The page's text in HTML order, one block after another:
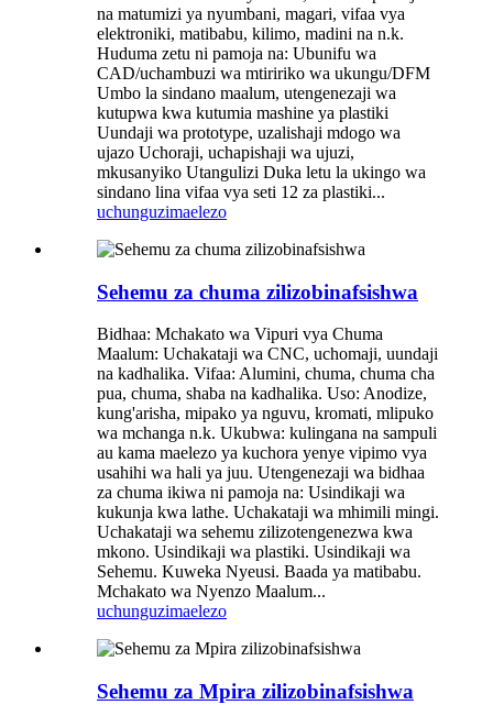
na matumizi ya nyumbani, magari, vifaa vya
elektroniki, matibabu, kilimo, madini na n.k.
Huduma zetu ni pamoja na: Ubunifu wa
CAD/uchambuzi wa mtiririko wa ukungu/DFM
Umbo la sindano maalum, utengenezaji wa
kutupwa kwa kutumia mashine ya plastiki
Uundaji wa prototype, uzalishaji mdogo wa
ujazo Uchoraji, uchapishaji wa ujuzi,
mkusanyiko Utangulizi Duka letu la ukingo wa
sindano lina vifaa vya seti 12 za plastiki...
uchunguzimaelezo
Sehemu za chuma zilizobinafsishwa
Bidhaa: Mchakato wa Vipuri vya Chuma
Maalum: Uchakataji wa CNC, uchomaji, uundaji
na kadhalika. Vifaa: Alumini, chuma, chuma cha
pua, chuma, shaba na kadhalika. Uso: Anodize,
kung'arisha, mipako ya nguvu, kromati, mlipuko
wa mchanga n.k. Ukubwa: kulingana na sampuli
au kama maelezo ya kuchora yenye vipimo vya
usahihi wa hali ya juu. Utengenezaji wa bidhaa
za chuma ikiwa ni pamoja na: Usindikaji wa
kukunja kwa lathe. Uchakataji wa mhimili mingi.
Uchakataji wa sehemu zilizotengenezwa kwa
mkono. Usindikaji wa plastiki. Usindikaji wa
Sehemu. Kuweka Nyeusi. Baada ya matibabu.
Mchakato wa Nyenzo Maalum...
uchunguzimaelezo
Sehemu za Mpira zilizobinafsishwa